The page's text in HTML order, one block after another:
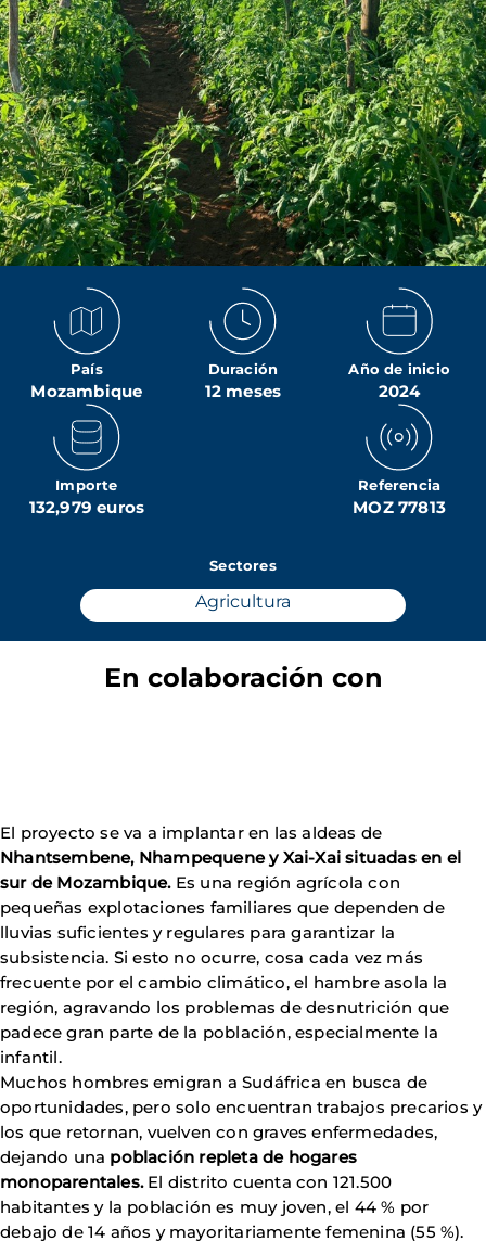
País
Mozambique
Duración
12 meses
Año de inicio
2024
Importe
132,979 euros
Referencia
MOZ 77813
Sectores
Agricultura
En colaboración con
El proyecto se va a implantar en las aldeas de
Nhantsembene, Nhampequene y Xai-Xai situadas en el
sur de Mozambique.Es una región agrícola con
pequeñas explotaciones familiares que dependen de
lluvias suficientes y regulares para garantizar la
subsistencia. Si esto no ocurre, cosa cada vez más
frecuente por el cambio climático, el hambre asola la
región, agravando los problemas de desnutrición que
padece gran parte de la población, especialmente la
infantil.
Muchos hombres emigran a Sudáfrica en busca de
oportunidades, pero solo encuentran trabajos precarios y
los que retornan, vuelven con graves enfermedades,
dejando una población repleta de hogares
monoparentales.El distrito cuenta con 121.500
habitantes y la población es muy joven, el 44 % por
debajo de 14 años y mayoritariamente femenina (55 %).